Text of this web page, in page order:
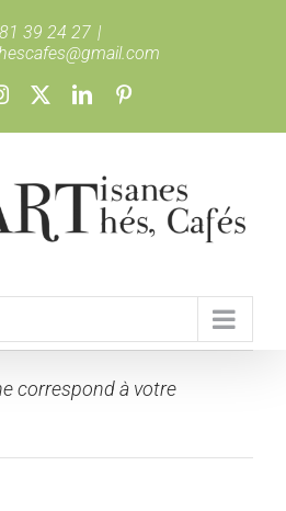
39 24 27 |
Instagram LinkedIn
correspond à votre